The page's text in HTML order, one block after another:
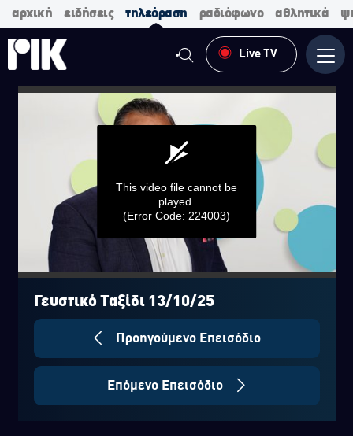
αρχική ειδήσεις τηλεόραση ραδιόφωνο αθλητικά
Live TV
0
seconds
seconds
This video file cannot be
played.
(Error Code: 224003)
Γευστικό Ταξίδι 13/10/25
Προηγούμενο Επεισόδιο
Επόμενο Επεισόδιο